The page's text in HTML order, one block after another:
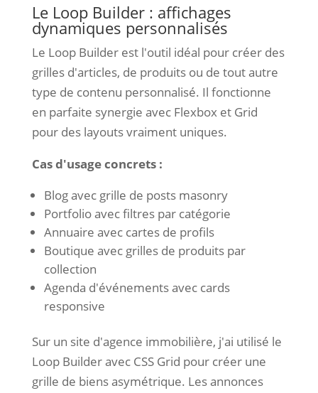
Le Loop Builder : affichages
dynamiques personnalisés
Le Loop Builder est l'outil idéal pour créer des
grilles d'articles, de produits ou de tout autre
type de contenu personnalisé. Il fonctionne
en parfaite synergie avec Flexbox et Grid
pour des layouts vraiment uniques.
Cas d'usage concrets :
Blog avec grille de posts masonry
Portfolio avec filtres par catégorie
Annuaire avec cartes de profils
Boutique avec grilles de produits par
collection
Agenda d'événements avec cards
responsive
Sur un site d'agence immobilière, j'ai utilisé le
Loop Builder avec CSS Grid pour créer une
grille de biens asymétrique. Les annonces